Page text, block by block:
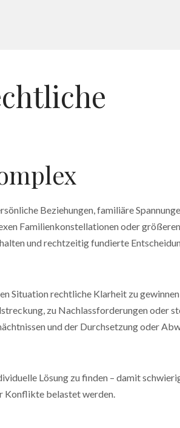
Beziehungen, familiäre
Familienkonstellationen oder größeren
und rechtzeitig fundierte
Situation rechtliche Klarheit zu gewinnen
zu Nachlassforderungen oder
und der Durchsetzung oder
Lösung zu finden – damit
Konflikte belastet werden.